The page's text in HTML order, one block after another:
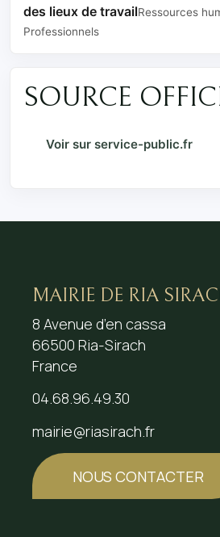
des lieux de travailRessources
Professionnels
SOURCE
Voir sur service-public.fr
MAIRIE DE RIA
8 Avenue d’en cassa
66500 Ria-Sirach
France
04.68.96.49.30
mairie@riasirach.fr
NOUS CONTACTER